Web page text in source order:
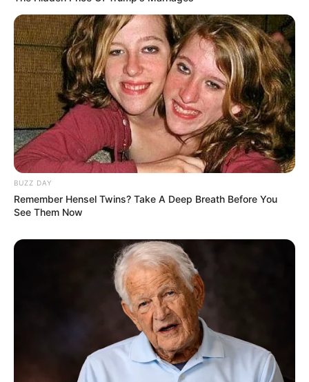
Berapa Kekayaannya?
Kekayaan bersihnya sekitar 1-3 juta dollar atau 16-48 miliar
rupiah.
Apa kewarganegaraannya?
Kewarganegaraannya adalah Filipina.
TAGS NIANA GUERRERO PENARI PENYANYI
SELEBRITI MANCANEGARA
TIKTOKER
YOUTUBER
BUZZ DAY
Remember Hensel Twins? Take A Deep Breath Before You
See Them Now